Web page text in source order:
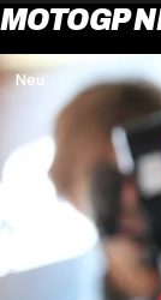
MOTOGP
Neu